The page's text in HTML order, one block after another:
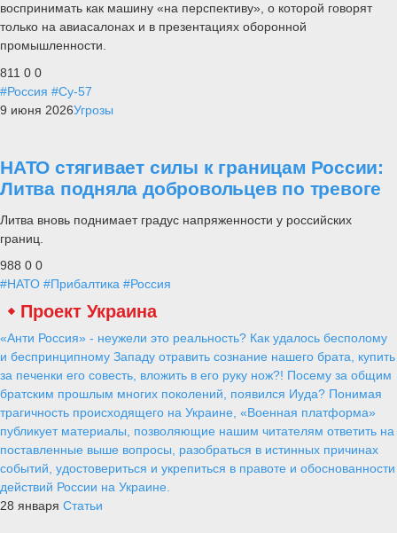
воспринимать как машину «на перспективу», о которой говорят
только на авиасалонах и в презентациях оборонной
промышленности.
811 0 0
#Россия #Су-57
9 июня 2026Угрозы
НАТО стягивает силы к границам России:
Литва подняла добровольцев по тревоге
Литва вновь поднимает градус напряженности у российских
границ.
988 0 0
#НАТО #Прибалтика #Россия
Проект Украина
«Анти Россия» - неужели это реальность? Как удалось бесполому
и беспринципному Западу отравить сознание нашего брата, купить
за печенки его совесть, вложить в его руку нож?! Посему за общим
братским прошлым многих поколений, появился Иуда? Понимая
трагичность происходящего на Украине, «Военная платформа»
публикует материалы, позволяющие нашим читателям ответить на
поставленные выше вопросы, разобраться в истинных причинах
событий, удостовериться и укрепиться в правоте и обоснованности
действий России на Украине.
28 января Статьи